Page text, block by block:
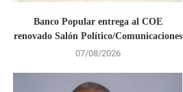
Banco Popular entrega al COE
renovado Salón Político/Comunicaciones
07/08/2026